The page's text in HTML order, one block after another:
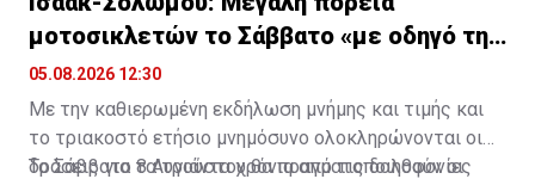
μοτοσικλετών το Σάββατο «με οδηγό τη
μνήμη»
05.08.2026 12:30
Με την καθιερωμένη εκδήλωση μνήμης και τιμής και
το τριακοστό ετήσιο μνημόσυνο ολοκληρώνονται οι
δράσεις για τα τριάντα χρόνια από τις δολοφονίες
Το Σάββατο 8 Αυγούστου θα πραγματοποιηθούν οι